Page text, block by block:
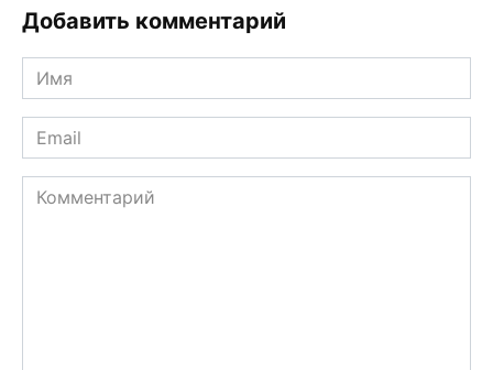
Добавить комментарий
Имя
*
Email
*
Комментарий